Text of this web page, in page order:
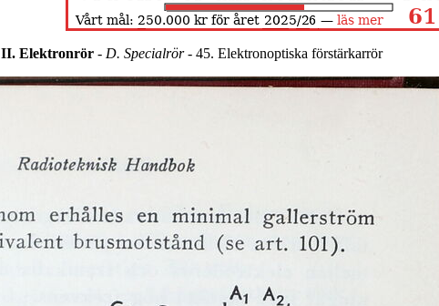
II. Elektronrör - D. Specialrör- 45. Elektronoptiska förstärkarrör